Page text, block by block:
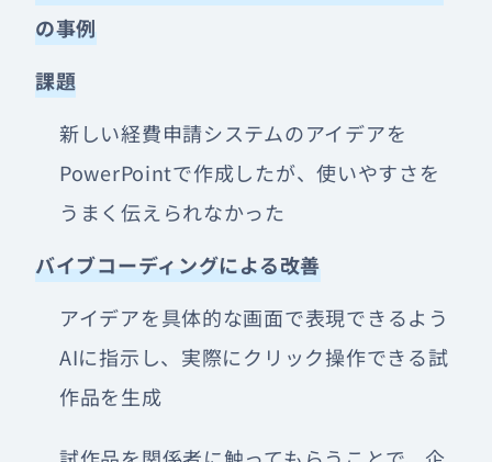
の事例
課題
新しい経費申請システムのアイデアを
PowerPointで作成したが、使いやすさを
うまく伝えられなかった
バイブコーディングによる改善
アイデアを具体的な画面で表現できるよう
AIに指示し、実際にクリック操作できる試
作品を生成